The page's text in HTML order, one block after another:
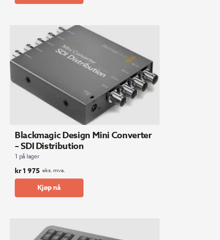
Blackmagic Design Mini Converter
– SDI Distribution
1 på lager
kr1 975 eks. mva.
Kjøp nå